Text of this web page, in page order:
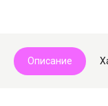
Описание